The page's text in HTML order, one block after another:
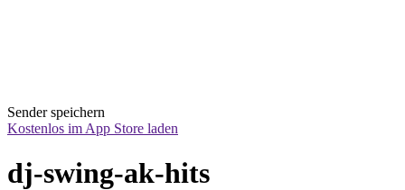
Sender speichern
Kostenlos im App Store laden
dj-swing-ak-hits